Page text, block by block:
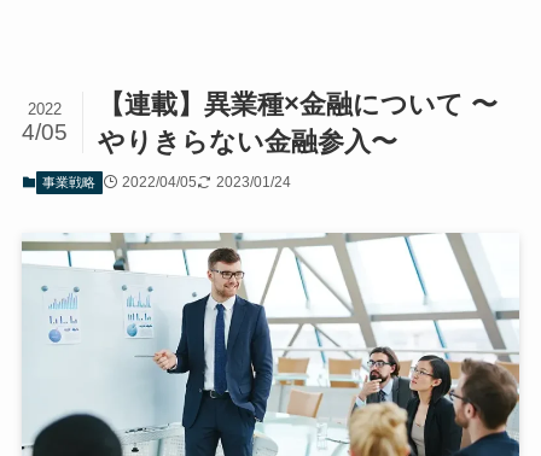
【連載】異業種×金融について 〜
やりきらない金融参入〜
2022
4/05
事業戦略 2022/04/05 2023/01/24